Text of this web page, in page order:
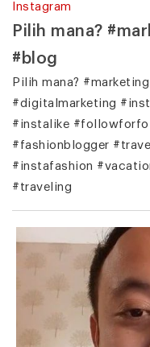
Instagram
Pilih mana?
#blog
Pilih mana?
#digitalmarketing
#instalike
#fashionblogger
#instafashion
#traveling